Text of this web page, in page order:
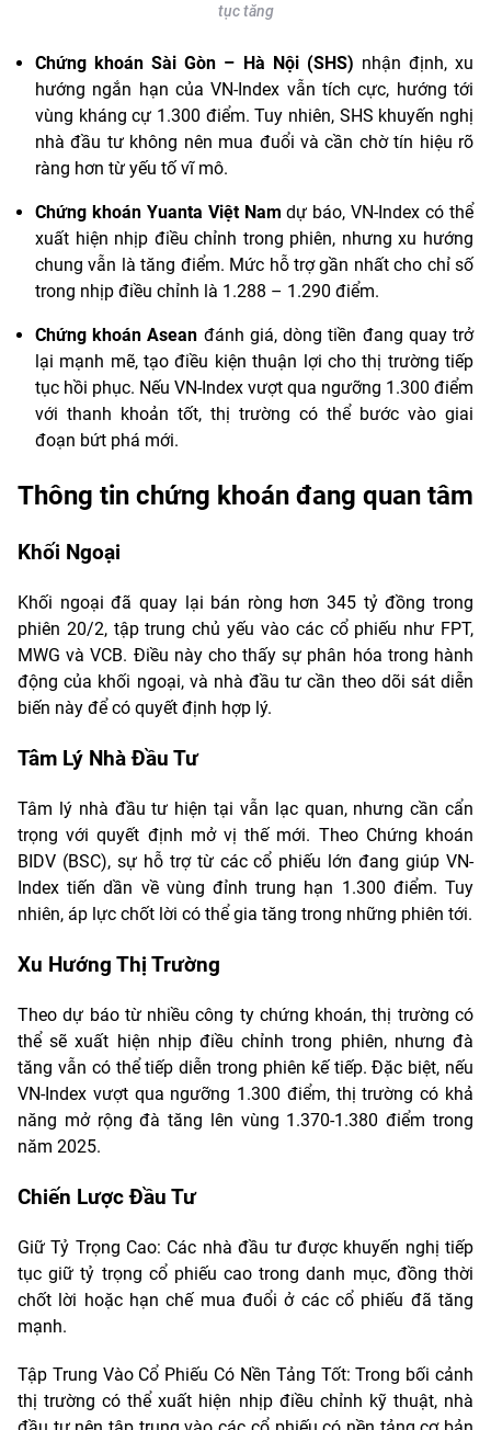
tục tăng
Chứng khoán Sài Gòn – Hà Nội (SHS) nhận định, xu
hướng ngắn hạn của VN-Index vẫn tích cực, hướng tới
vùng kháng cự 1.300 điểm. Tuy nhiên, SHS khuyến nghị
nhà đầu tư không nên mua đuổi và cần chờ tín hiệu rõ
ràng hơn từ yếu tố vĩ mô.
Chứng khoán Yuanta Việt Nam dự báo, VN-Index có thể
xuất hiện nhịp điều chỉnh trong phiên, nhưng xu hướng
chung vẫn là tăng điểm. Mức hỗ trợ gần nhất cho chỉ số
trong nhịp điều chỉnh là 1.288 – 1.290 điểm.
Chứng khoán Asean đánh giá, dòng tiền đang quay trở
lại mạnh mẽ, tạo điều kiện thuận lợi cho thị trường tiếp
tục hồi phục. Nếu VN-Index vượt qua ngưỡng 1.300 điểm
với thanh khoản tốt, thị trường có thể bước vào giai
đoạn bứt phá mới.
Thông tin chứng khoán đang quan tâm
Khối Ngoại
Khối ngoại đã quay lại bán ròng hơn 345 tỷ đồng trong
phiên 20/2, tập trung chủ yếu vào các cổ phiếu như FPT,
MWG và VCB. Điều này cho thấy sự phân hóa trong hành
động của khối ngoại, và nhà đầu tư cần theo dõi sát diễn
biến này để có quyết định hợp lý.
Tâm Lý Nhà Đầu Tư
Tâm lý nhà đầu tư hiện tại vẫn lạc quan, nhưng cần cẩn
trọng với quyết định mở vị thế mới. Theo Chứng khoán
BIDV (BSC), sự hỗ trợ từ các cổ phiếu lớn đang giúp VN-
Index tiến dần về vùng đỉnh trung hạn 1.300 điểm. Tuy
nhiên, áp lực chốt lời có thể gia tăng trong những phiên tới.
Xu Hướng Thị Trường
Theo dự báo từ nhiều công ty chứng khoán, thị trường có
thể sẽ xuất hiện nhịp điều chỉnh trong phiên, nhưng đà
tăng vẫn có thể tiếp diễn trong phiên kế tiếp. Đặc biệt, nếu
VN-Index vượt qua ngưỡng 1.300 điểm, thị trường có khả
năng mở rộng đà tăng lên vùng 1.370-1.380 điểm trong
năm 2025.
Chiến Lược Đầu Tư
Giữ Tỷ Trọng Cao: Các nhà đầu tư được khuyến nghị tiếp
tục giữ tỷ trọng cổ phiếu cao trong danh mục, đồng thời
chốt lời hoặc hạn chế mua đuổi ở các cổ phiếu đã tăng
mạnh.
Tập Trung Vào Cổ Phiếu Có Nền Tảng Tốt: Trong bối cảnh
thị trường có thể xuất hiện nhịp điều chỉnh kỹ thuật, nhà